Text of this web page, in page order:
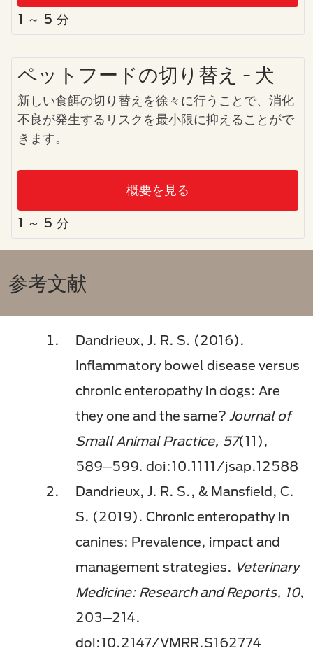
1 ～ 5 分
ペットフードの切り替え - 犬
新しい食餌の切り替えを徐々に行うことで、消化
不良が発生するリスクを最小限に抑えることがで
きます。
概要を見る
1 ～ 5 分
参考文献
Dandrieux, J. R. S. (2016).
Inflammatory bowel disease versus
chronic enteropathy in dogs: Are
they one and the same? Journal of
Small Animal Practice, 57(11),
589─599. doi:10.1111/jsap.12588
Dandrieux, J. R. S., & Mansfield, C.
S. (2019). Chronic enteropathy in
canines: Prevalence, impact and
management strategies. Veterinary
Medicine: Research and Reports, 10,
203─214.
doi:10.2147/VMRR.S162774